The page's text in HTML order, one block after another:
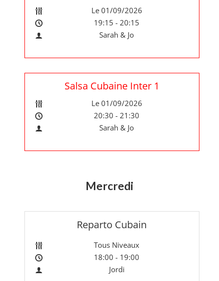
Le 01/09/2026
19:15 - 20:15
Sarah & Jo
Salsa Cubaine Inter 1
Le 01/09/2026
20:30 - 21:30
Sarah & Jo
Mercredi
Reparto Cubain
Tous Niveaux
18:00 - 19:00
Jordi